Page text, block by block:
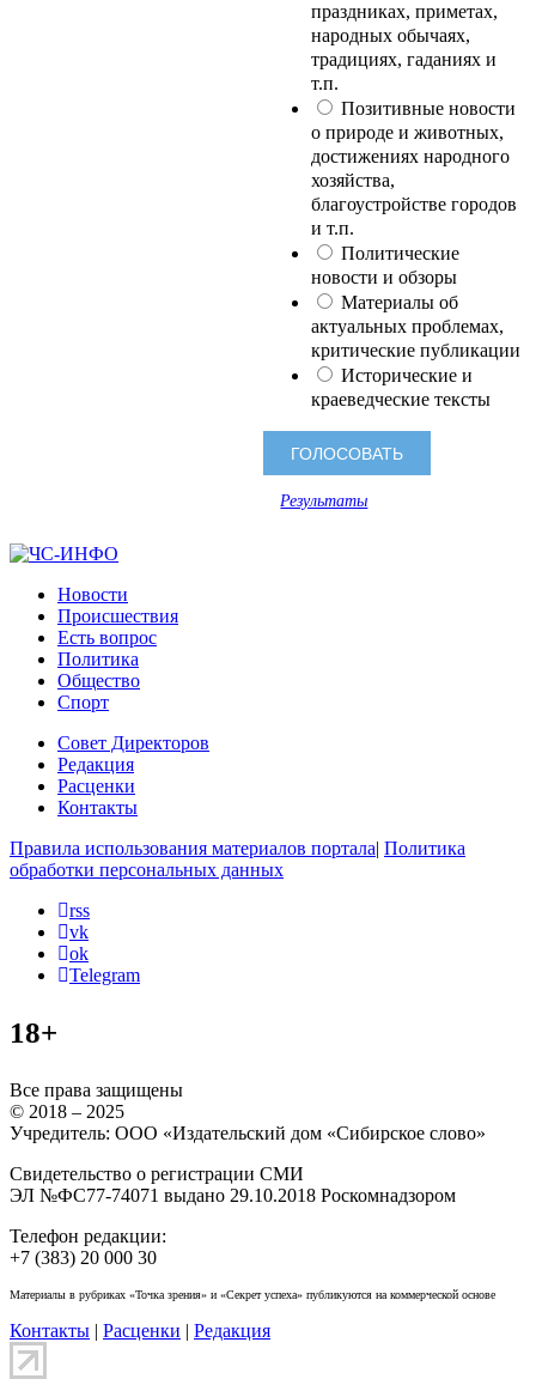
праздниках, приметах,
народных обычаях,
традициях, гаданиях и
т.п.
Позитивные новости
о природе и животных,
достижениях народного
хозяйства,
благоустройстве городов
и т.п.
Политические
новости и обзоры
Материалы об
актуальных проблемах,
критические публикации
Исторические и
краеведческие тексты
Результаты
Новости
Происшествия
Есть вопрос
Политика
Общество
Спорт
Совет Директоров
Редакция
Расценки
Контакты
Правила использования материалов портала| Политика
обработки персональных данных
rss
vk
ok
Telegram
18+
Все права защищены
© 2018 – 2025
Учредитель: ООО «Издательский дом «Сибирское слово»
Свидетельство о регистрации СМИ
ЭЛ №ФС77-74071 выдано 29.10.2018 Роскомнадзором
Телефон редакции:
+7 (383) 20 000 30
Материалы в рубриках «Точка зрения» и «Секрет успеха» публикуются на коммерческой основе
Контакты | Расценки | Редакция